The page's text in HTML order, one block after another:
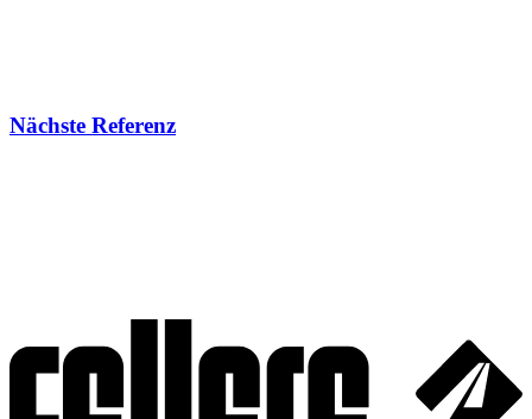
Nächste Referenz